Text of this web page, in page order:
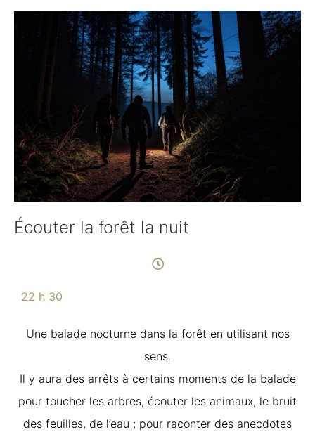
Écouter la forêt la nuit
22 h 30
Une balade nocturne dans la forêt en utilisant nos
sens.
Il y aura des arrêts à certains moments de la balade
pour toucher les arbres, écouter les animaux, le bruit
des feuilles, de l’eau ; pour raconter des anecdotes